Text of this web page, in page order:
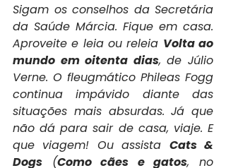
Sigam os conselhos da Secretária
da Saúde Márcia. Fique em casa.
Aproveite e leia ou releia Volta ao
mundo em oitenta dias, de Júlio
Verne. O fleugmático Phileas Fogg
continua impávido diante das
situações mais absurdas. Já que
não dá para sair de casa, viaje. E
que viagem! Ou assista Cats &
Dogs (Como cães e gatos, no